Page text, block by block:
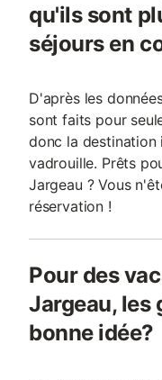
qu'ils sont
séjours en
D'après les
sont faits pour
donc la destination
vadrouille. Prêts
Jargeau ? Vous
réservation !
Pour des
Jargeau, les
bonne idée?